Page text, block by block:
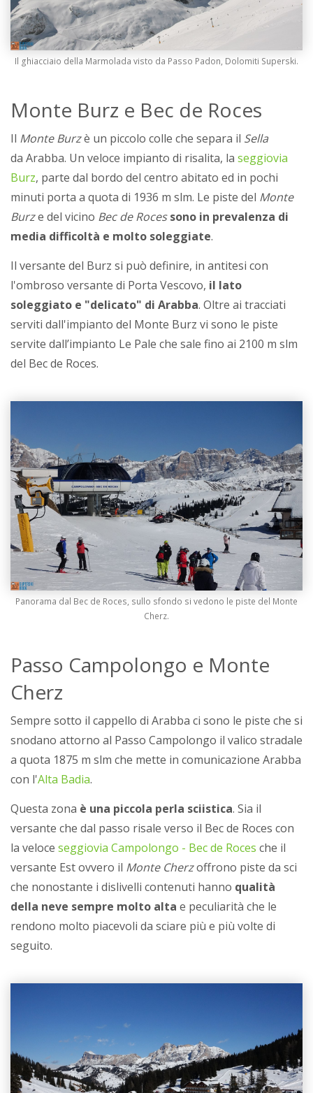
Il ghiacciaio della Marmolada visto da Passo Padon, Dolomiti Superski.
Monte Burz e Bec de Roces
Il Monte Burzè un piccolo colle che separa il Sella
da Arabba. Un veloce impianto di risalita, la seggiovia
Burz, parte dal bordo del centro abitato ed in pochi
minuti porta a quota di 1936 m slm. Le piste del Monte
Burze del vicino Bec de Roces sono in prevalenza di
media difficoltà e molto soleggiate.
Il versante del Burz si può definire, in antitesi con
l'ombroso versante di Porta Vescovo, il lato
soleggiato e "delicato" di Arabba. Oltre ai tracciati
serviti dall'impianto del Monte Burz vi sono le piste
servite dall’impianto Le Pale che sale fino ai 2100 m slm
del Bec de Roces.
Panorama dal Bec de Roces, sullo sfondo si vedono le piste del Monte
Cherz.
Passo Campolongo e Monte
Cherz
Sempre sotto il cappello di Arabba ci sono le piste che si
snodano attorno al Passo Campolongo il valico stradale
a quota 1875 m slm che mette in comunicazione Arabba
con l'Alta Badia.
Questa zona è una piccola perla sciistica. Sia il
versante che dal passo risale verso il Bec de Roces con
la veloce seggiovia Campolongo - Bec de Roces che il
versante Est ovvero il Monte Cherzoffrono piste da sci
che nonostante i dislivelli contenuti hanno qualità
della neve sempre molto alta e peculiarità che le
rendono molto piacevoli da sciare più e più volte di
seguito.